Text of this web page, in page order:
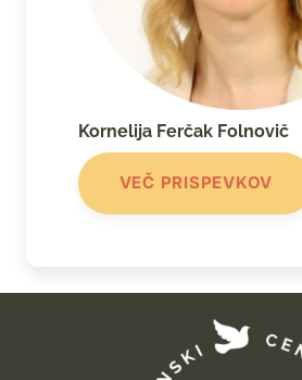
Kornelija Ferčak Folnovič
VEČ PRISPEVKOV